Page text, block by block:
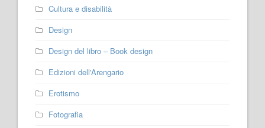
Cultura e disabilità
Design
Design del libro – Book design
Edizioni dell'Arengario
Erotismo
Fotografia